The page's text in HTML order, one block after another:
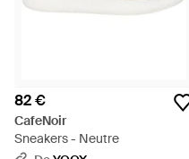
82 €
CafeNoir
Sneakers - Neutre